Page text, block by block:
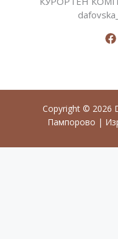
Copyright © 2026
Пампорово |